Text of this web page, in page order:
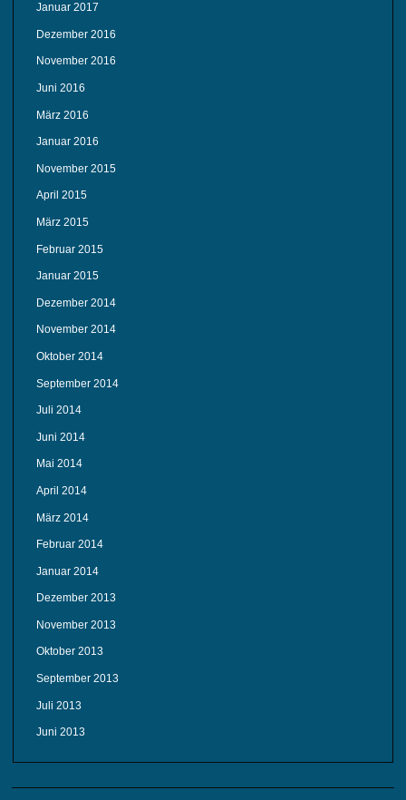
Januar 2017
Dezember 2016
November 2016
Juni 2016
März 2016
Januar 2016
November 2015
April 2015
März 2015
Februar 2015
Januar 2015
Dezember 2014
November 2014
Oktober 2014
September 2014
Juli 2014
Juni 2014
Mai 2014
April 2014
März 2014
Februar 2014
Januar 2014
Dezember 2013
November 2013
Oktober 2013
September 2013
Juli 2013
Juni 2013